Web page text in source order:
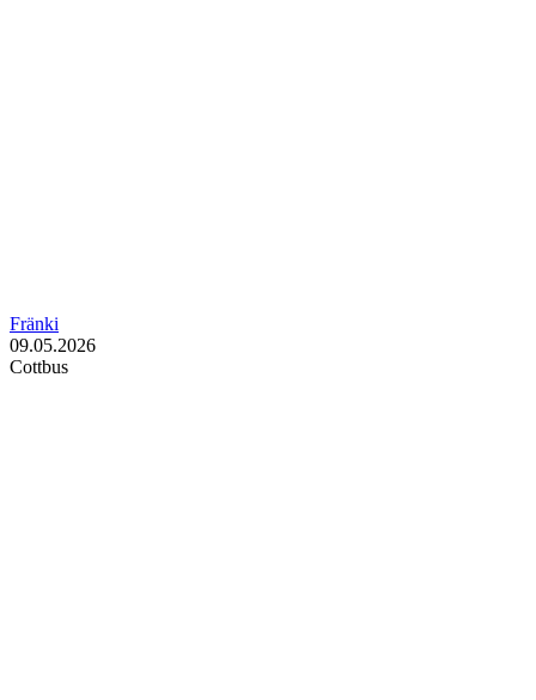
Fränki
09.05.2026
Cottbus